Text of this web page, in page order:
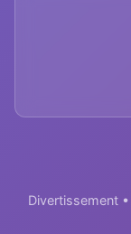
Divertissement